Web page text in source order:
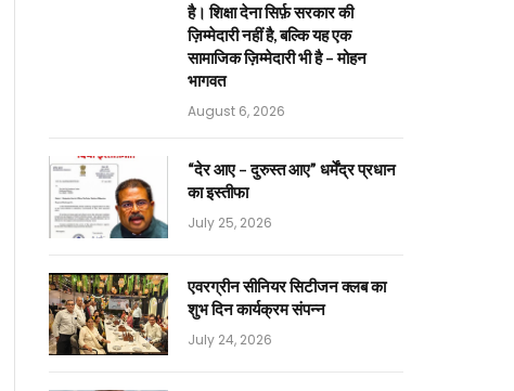
है। शिक्षा देना सिर्फ़ सरकार की
ज़िम्मेदारी नहीं है, बल्कि यह एक
सामाजिक ज़िम्मेदारी भी है – मोहन
भागवत
August 6, 2026
“देर आए – दुरुस्त आए” धर्मेंद्र प्रधान
का इस्तीफा
July 25, 2026
एवरग्रीन सीनियर सिटीजन क्लब का
शुभ दिन कार्यक्रम संपन्न
July 24, 2026